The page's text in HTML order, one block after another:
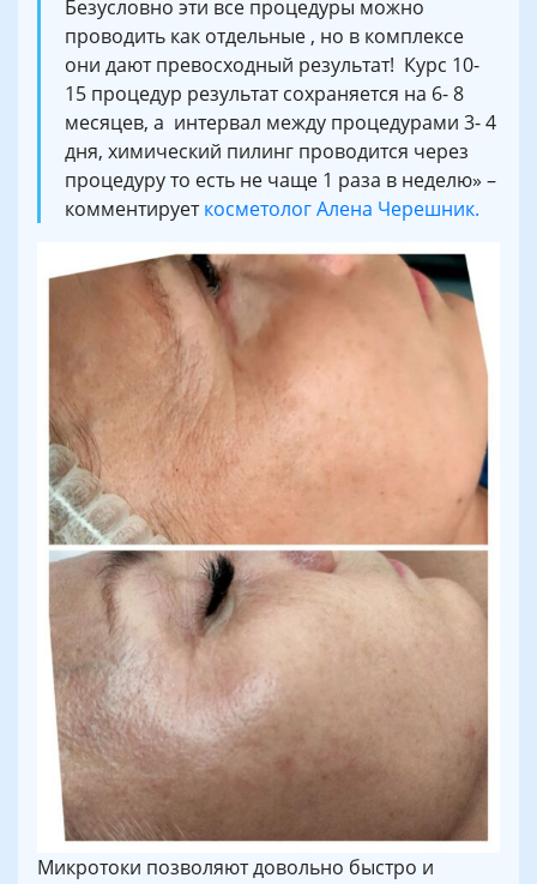
Безусловно эти все процедуры можно
проводить как отдельные , но в комплексе
они дают превосходный результат! Курс 10-
15 процедур результат сохраняется на 6- 8
месяцев, а интервал между процедурами 3- 4
дня, химический пилинг проводится через
процедуру то есть не чаще 1 раза в неделю» –
комментируеткосметолог Алена Черешник.
Микротоки позволяют довольно быстро и